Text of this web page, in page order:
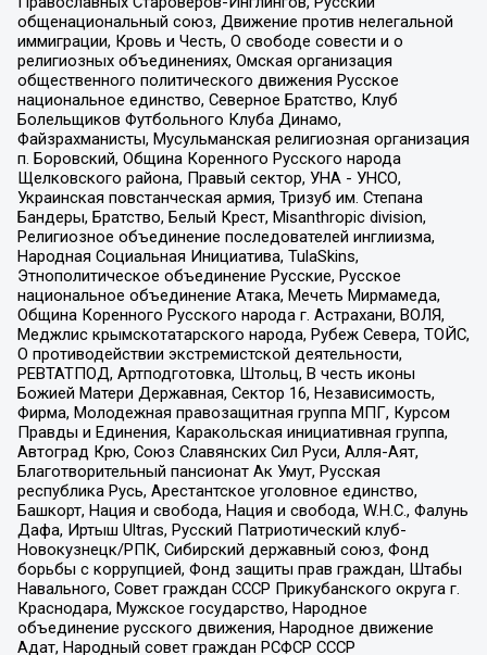
общенациональный союз, Движение против нелегальной
иммиграции, Кровь и Честь, О свободе совести и о
религиозных объединениях, Омская организация
общественного политического движения Русское
национальное единство, Северное Братство, Клуб
Болельщиков Футбольного Клуба Динамо,
Файзрахманисты, Мусульманская религиозная организация
п. Боровский, Община Коренного Русского народа
Щелковского района, Правый сектор, УНА - УНСО,
Украинская повстанческая армия, Тризуб им. Степана
Бандеры, Братство, Белый Крест, Misanthropic division,
Религиозное объединение последователей инглиизма,
Народная Социальная Инициатива, TulaSkins,
Этнополитическое объединение Русские, Русское
национальное объединение Атака, Мечеть Мирмамеда,
Община Коренного Русского народа г. Астрахани, ВОЛЯ,
Меджлис крымскотатарского народа, Рубеж Севера, ТОЙС,
О противодействии экстремистской деятельности,
РЕВТАТПОД, Артподготовка, Штольц, В честь иконы
Божией Матери Державная, Сектор 16, Независимость,
Фирма, Молодежная правозащитная группа МПГ, Курсом
Правды и Единения, Каракольская инициативная группа,
Автоград Крю, Союз Славянских Сил Руси, Алля-Аят,
Благотворительный пансионат Ак Умут, Русская
республика Русь, Арестантское уголовное единство,
Башкорт, Нация и свобода, Нация и свобода, W.H.С., Фалунь
Дафа, Иртыш Ultras, Русский Патриотический клуб-
Новокузнецк/РПК, Сибирский державный союз, Фонд
борьбы с коррупцией, Фонд защиты прав граждан, Штабы
Навального, Совет граждан СССР Прикубанского округа г.
Краснодара, Мужское государство, Народное
объединение русского движения, Народное движение
Адат, Народный совет граждан РСФСР СССР